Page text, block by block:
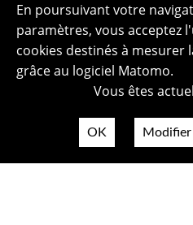
En poursuivant votre
paramètres, vous acceptez
cookies destinés à
grâce au logiciel Matomo.
Vous êtes
OK Modifier